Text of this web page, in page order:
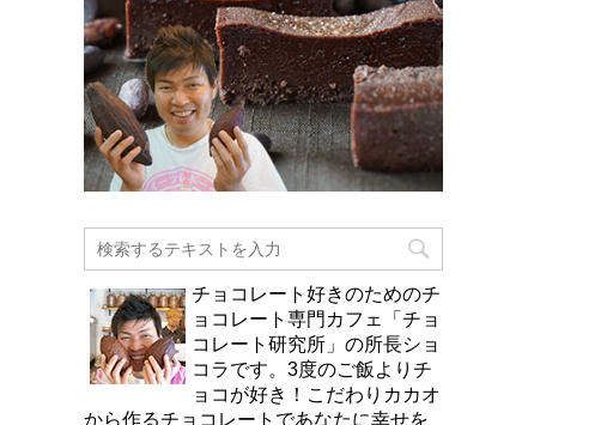
チョコレート好きのためのチ
ョコレート専門カフェ「チョ
コレート研究所」の所長ショ
コラです。3度のご飯よりチ
ョコが好き！こだわりカカオ
から作るチョコレートであなたに幸せを